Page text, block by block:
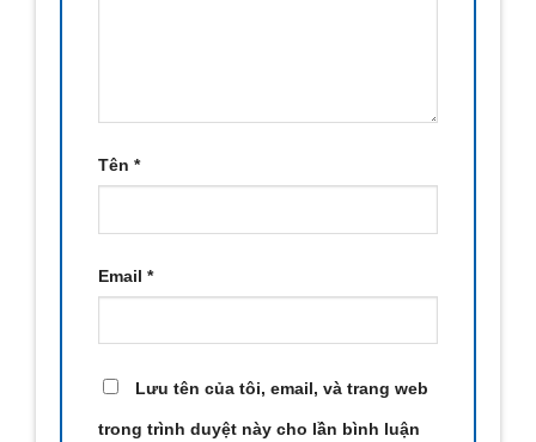
Tên *
Email *
Lưu tên của tôi, email, và trang web
trong trình duyệt này cho lần bình luận